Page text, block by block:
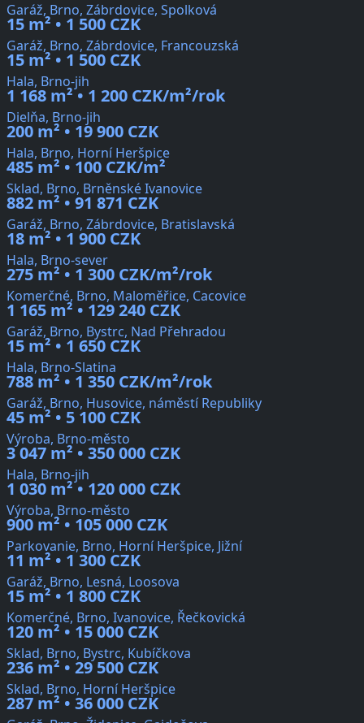
Garáž, Brno, Zábrdovice, Spolková
15 m² • 1 500 CZK
Garáž, Brno, Zábrdovice, Francouzská
15 m² • 1 500 CZK
Hala, Brno-jih
1 168 m² • 1 200 CZK/m²/rok
Dielňa, Brno-jih
200 m² • 19 900 CZK
Hala, Brno, Horní Heršpice
485 m² • 100 CZK/m²
Sklad, Brno, Brněnské Ivanovice
882 m² • 91 871 CZK
Garáž, Brno, Zábrdovice, Bratislavská
18 m² • 1 900 CZK
Hala, Brno-sever
275 m² • 1 300 CZK/m²/rok
Komerčné, Brno, Maloměřice, Cacovice
1 165 m² • 129 240 CZK
Garáž, Brno, Bystrc, Nad Přehradou
15 m² • 1 650 CZK
Hala, Brno-Slatina
788 m² • 1 350 CZK/m²/rok
Garáž, Brno, Husovice, náměstí Republiky
45 m² • 5 100 CZK
Výroba, Brno-město
3 047 m² • 350 000 CZK
Hala, Brno-jih
1 030 m² • 120 000 CZK
Výroba, Brno-město
900 m² • 105 000 CZK
Parkovanie, Brno, Horní Heršpice, Jižní
11 m² • 1 300 CZK
Garáž, Brno, Lesná, Loosova
15 m² • 1 800 CZK
Komerčné, Brno, Ivanovice, Řečkovická
120 m² • 15 000 CZK
Sklad, Brno, Bystrc, Kubíčkova
236 m² • 29 500 CZK
Sklad, Brno, Horní Heršpice
287 m² • 36 000 CZK